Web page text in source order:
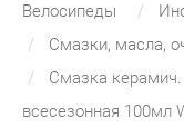
Велосипеды
Смазки, масла,
Смазка керамич.
всесезонная 100мл